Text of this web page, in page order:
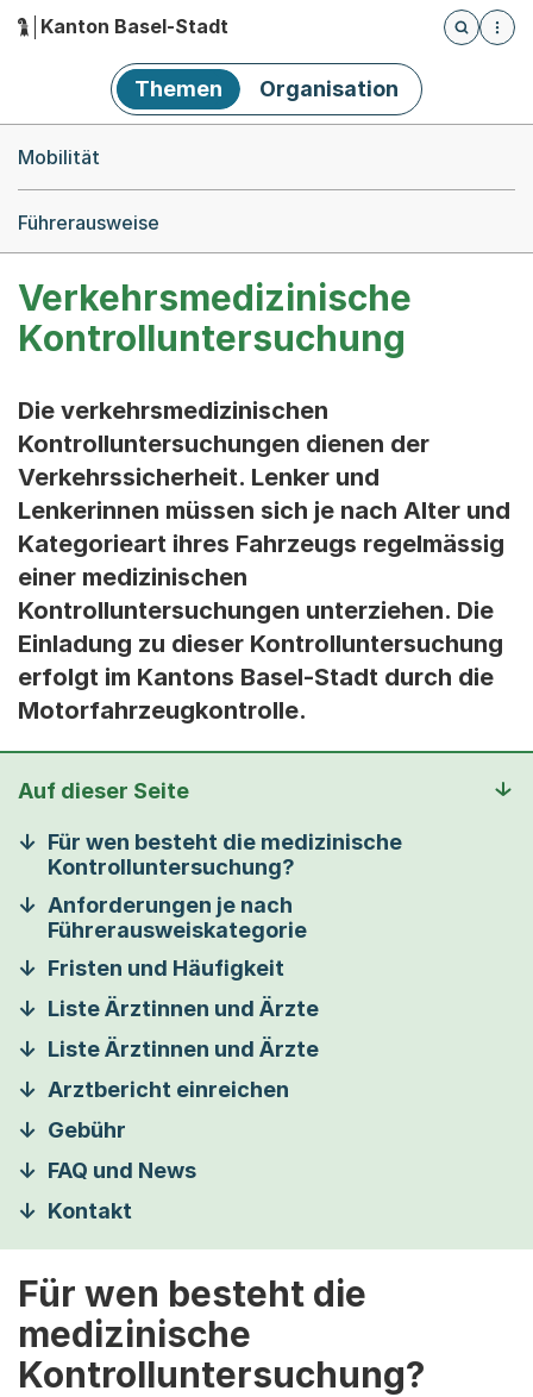
Hauptnavigation
Kanton Basel-Stadt
Öffnet
Themen Organisation
Mobilität
Führerausweise
Verkehrsmedizinische
Kontrolluntersuchung
Die verkehrsmedizinischen
Kontrolluntersuchungen dienen der
Verkehrssicherheit. Lenker und
Lenkerinnen müssen sich je nach Alter und
Kategorieart ihres Fahrzeugs regelmässig
einer medizinischen
Kontrolluntersuchungen unterziehen. Die
Einladung zu dieser Kontrolluntersuchung
erfolgt im Kantons Basel-Stadt durch die
Motorfahrzeugkontrolle.
Auf dieser Seite
Für wen besteht die medizinische
Kontrolluntersuchung?
Anforderungen je nach
Führerausweiskategorie
Fristen und Häufigkeit
Liste Ärztinnen und Ärzte
Liste Ärztinnen und Ärzte
Arztbericht einreichen
Gebühr
FAQ und News
Kontakt
Für wen besteht die
medizinische
Kontrolluntersuchung?